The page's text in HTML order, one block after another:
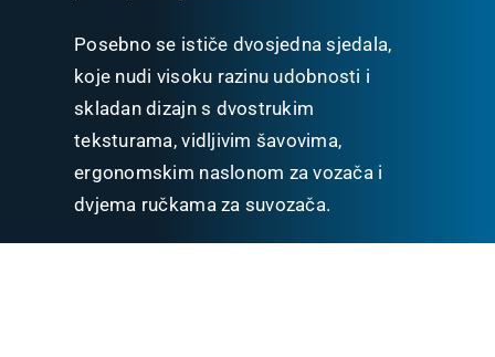
Posebno se ističe dvosjedna sjedala,
koje nudi visoku razinu udobnosti i
skladan dizajn s dvostrukim
teksturama, vidljivim šavovima,
ergonomskim naslonom za vozača i
dvjema ručkama za suvozača.